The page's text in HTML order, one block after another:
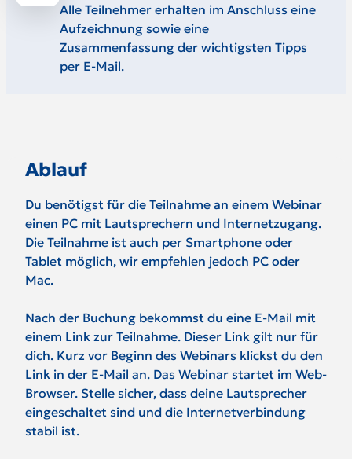
Alle Teilnehmer erhalten im Anschluss eine
Aufzeichnung sowie eine
Zusammenfassung der wichtigsten Tipps
per E-Mail.
Ablauf
Du benötigst für die Teilnahme an einem Webinar
einen PC mit Lautsprechern und Internetzugang.
Die Teilnahme ist auch per Smartphone oder
Tablet möglich, wir empfehlen jedoch PC oder
Mac.
Nach der Buchung bekommst du eine E-Mail mit
einem Link zur Teilnahme. Dieser Link gilt nur für
dich. Kurz vor Beginn des Webinars klickst du den
Link in der E-Mail an. Das Webinar startet im Web-
Browser. Stelle sicher, dass deine Lautsprecher
eingeschaltet sind und die Internetverbindung
stabil ist.